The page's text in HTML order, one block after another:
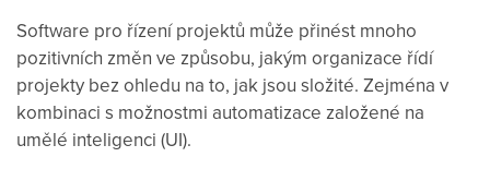
Software pro řízení projektů může přinést mnoho
pozitivních změn ve způsobu, jakým organizace řídí
projekty bez ohledu na to, jak jsou složité. Zejména v
kombinaci s možnostmi automatizace založené na
umělé inteligenci (UI).